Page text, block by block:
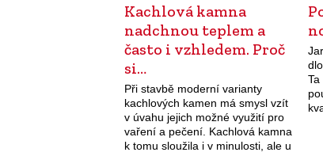
Kachlová kamna
nadchnou teplem a
často i vzhledem. Proč
si…
Při stavbě moderní varianty
kachlových kamen má smysl vzít
v úvahu jejich možné využití pro
vaření a pečení. Kachlová kamna
k tomu sloužila i v minulosti, ale u